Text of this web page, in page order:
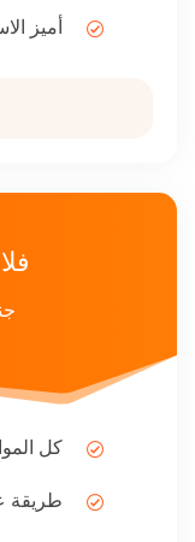
أميز
كل
طريقة